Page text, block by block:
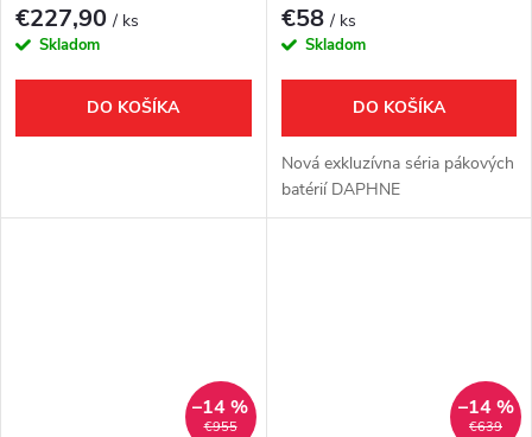
€227,90/ ks
Skladom
DO KOŠÍKA
€58/ ks
Skladom
DO KOŠÍKA
Nová exkluzívna séria pákových
batérií DAPHNE
€955
–14 %
€639
–14 %